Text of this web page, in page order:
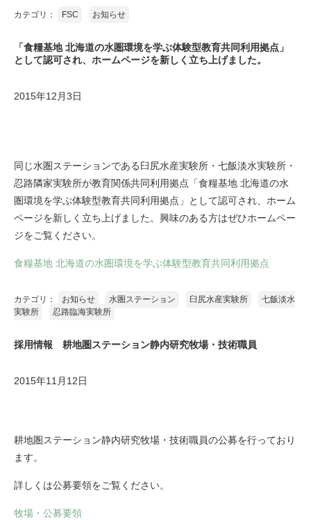
カテゴリ： FSC お知らせ
「食糧基地 北海道の水圏環境を学ぶ体験型教育共同利用拠点」
として認可され、ホームページを新しく立ち上げました。
2015年12月3日
同じ水圏ステーションである臼尻水産実験所・七飯淡水実験所・
忍路隣家実験所が教育関係共同利用拠点「食糧基地 北海道の水
圏環境を学ぶ体験型教育共同利用拠点」として認可され、ホーム
ページを新しく立ち上げました。興味のある方はぜひホームペー
ジをご覧ください。
食糧基地 北海道の水圏環境を学ぶ体験型教育共同利用拠点
カテゴリ： お知らせ 水圏ステーション 臼尻水産実験所
七飯淡水
実験所
忍路臨海実験所
採用情報 耕地圏ステーション静内研究牧場・技術職員
2015年11月12日
耕地圏ステーション静内研究牧場・技術職員の公募を行っており
ます。
詳しくは公募要領をご覧ください。
牧場・公募要領